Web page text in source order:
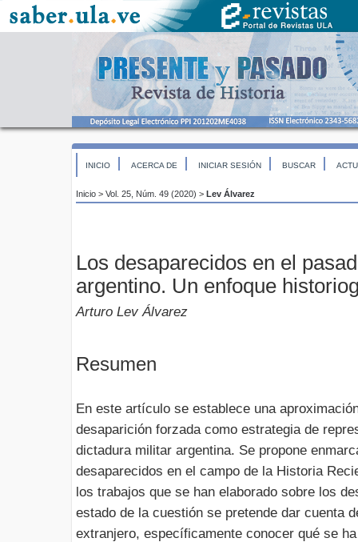
INICIO ACERCA DE INICIAR SESIÓN BUSCAR
Inicio > Vol. 25, Núm. 49 (2020) > Lev Álvarez
Los desaparecidos en el
argentino. Un enfoque
Arturo Lev Álvarez
Resumen
En este artículo se establece una
desaparición forzada como estrategia de
dictadura militar argentina. Se propone
desaparecidos en el campo de la Historia
los trabajos que se han elaborado sobre los
estado de la cuestión se pretende dar cuenta
extranjero, específicamente conocer qué se